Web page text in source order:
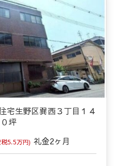
宅生野区巽西３丁目１４
０坪
5.5万円) 礼金2ヶ月